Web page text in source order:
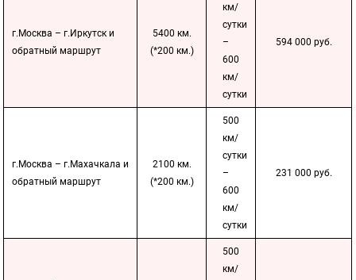
г.Москва – г.Иркутск и
обратный маршрут
5400 км.
(*200 км.)
км/
сутки
–
600
км/
сутки
594 000 руб.
г.Москва – г.Махачкала и
обратный маршрут
2100 км.
(*200 км.)
500
км/
сутки
–
600
км/
сутки
231 000 руб.
500
км/